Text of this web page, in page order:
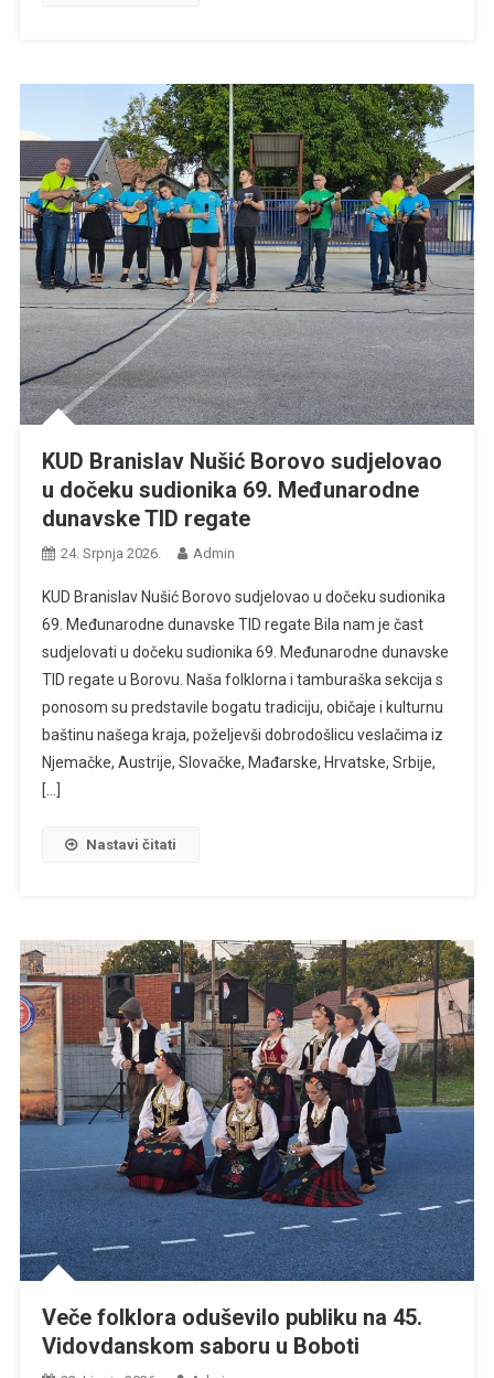
KUD Branislav Nušić Borovo sudjelovao
u dočeku sudionika 69. Međunarodne
dunavske TID regate
24. Srpnja 2026. Admin
KUD Branislav Nušić Borovo sudjelovao u dočeku sudionika
69. Međunarodne dunavske TID regate Bila nam je čast
sudjelovati u dočeku sudionika 69. Međunarodne dunavske
TID regate u Borovu. Naša folklorna i tamburaška sekcija s
ponosom su predstavile bogatu tradiciju, običaje i kulturnu
baštinu našega kraja, poželjevši dobrodošlicu veslačima iz
Njemačke, Austrije, Slovačke, Mađarske, Hrvatske, Srbije,
[…]
Nastavi čitati
Veče folklora oduševilo publiku na 45.
Vidovdanskom saboru u Boboti